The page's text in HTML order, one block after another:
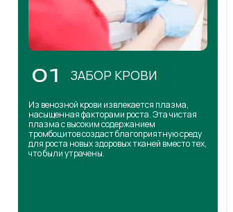
01 ЗАБОР КРОВИ
Из венозной крови извлекается плазма,
насыщенная факторами роста. Эта чистая
плазма с высоким содержанием
тромбоцитов создаст благоприятную среду
для роста новых здоровых тканей вместо тех,
что были утрачены.